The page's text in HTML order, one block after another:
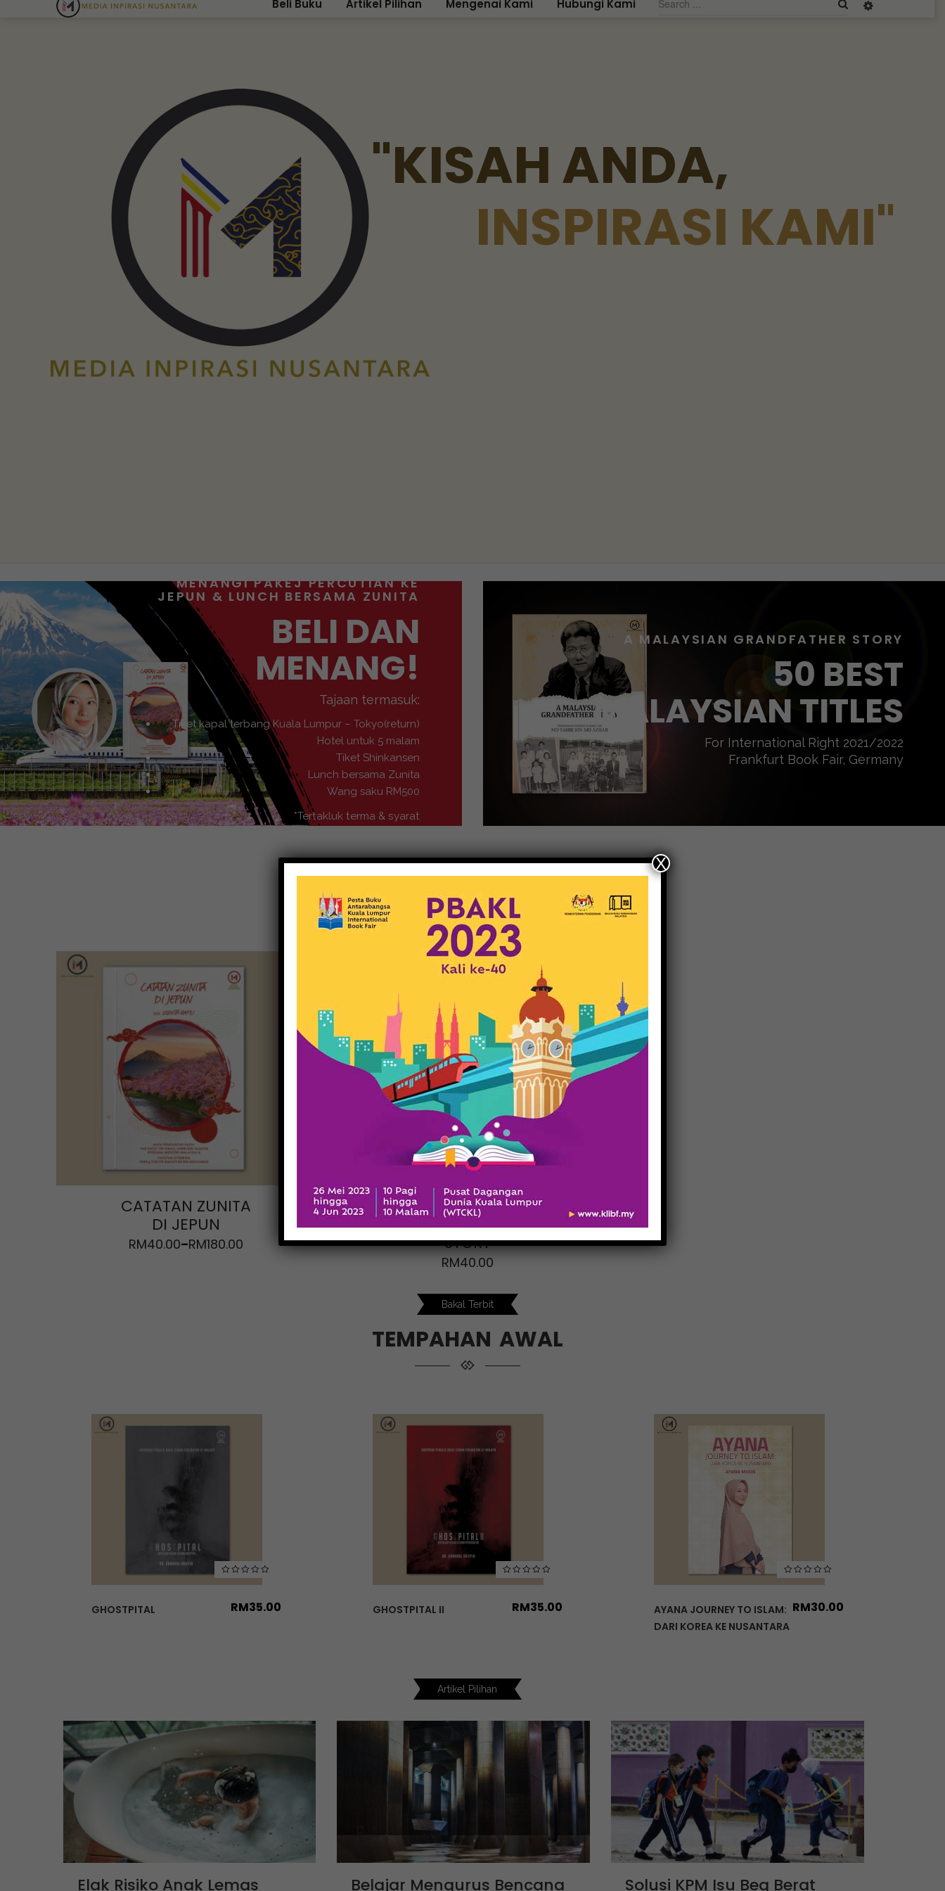
Beli Buku Artikel Pilihan Mengenai Kami Hubungi Kami
INSPIRASI KAMI"
"KISAHANDA,
MENANGI PAKEJ PERCUTIAN KE
JEPUN & LUNCH BERSAMA ZUNITA
BELI DAN
MENANG!
Tajaan termasuk:
Tiket kapal terbang Kuala Lumpur – Tokyo(return)
Hotel untuk 5 malam
Tiket Shinkansen
Lunch bersama Zunita
Wang saku RM500
*Tertakluk terma & syarat
A MALAYSIAN GRANDFATHER STORY
50 BEST
MALAYSIAN TITLES
For International Right 2021/2022
Frankfurt Book Fair, Germany
Buku-Buku
MEDIA NUSANTARA
CATATAN ZUNITA
DI JEPUN
RM40.00–RM180.00
A MALAYSIAN
GRANDFATHER
STORY
RM40.00
Bakal Terbit
TEMPAHAN AWAL
GHOSTPITAL RM35.00 GHOSTPITAL II RM35.00
AYANA JOURNEY TO ISLAM:
DARI KOREA KE NUSANTARA
RM30.00
Artikel Pilihan
Elak Risiko Anak Lemas Belajar Mengurus Bencana Solusi KPM Isu Beg Berat
X